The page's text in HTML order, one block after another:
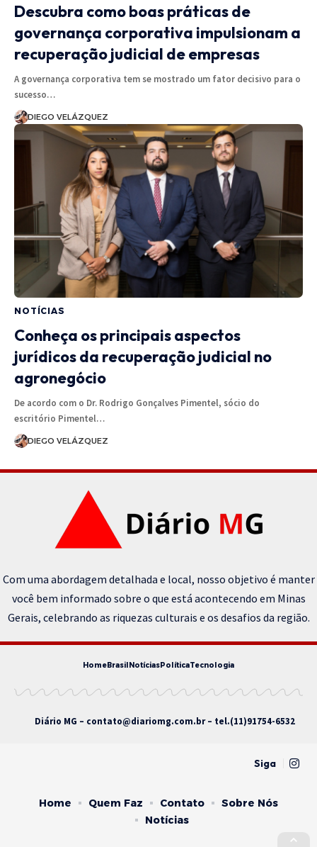
Descubra como boas práticas de
governança corporativa impulsionam a
recuperação judicial de empresas
A governança corporativa tem se mostrado um fator decisivo para o
sucesso…
DIEGO VELÁZQUEZ
NOTÍCIAS
Conheça os principais aspectos
jurídicos da recuperação judicial no
agronegócio
De acordo com o Dr. Rodrigo Gonçalves Pimentel, sócio do
escritório Pimentel…
DIEGO VELÁZQUEZ
Com uma abordagem detalhada e local, nosso objetivo é manter
você bem informado sobre o que está acontecendo em Minas
Gerais, celebrando as riquezas culturais e os desafios da região.
HomeBrasilNotíciasPolíticaTecnologia
Diário MG – contato@diariomg.com.br– tel.(11)91754-6532
Siga
Home Quem Faz Contato
Sobre Nós
Notícias